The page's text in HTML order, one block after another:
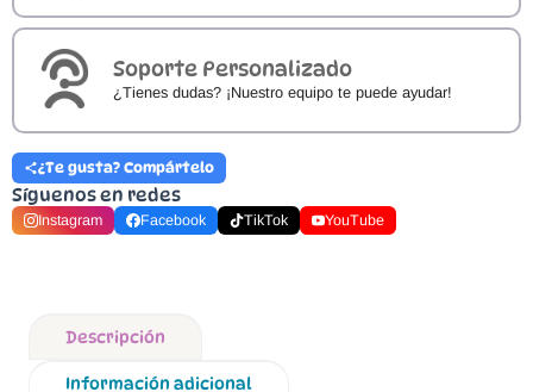
Soporte Personalizado
¿Tienes dudas? ¡Nuestro equipo te puede ayudar!
¿Te gusta? Compártelo
Síguenos en redes
Instagram Facebook TikTok YouTube
Descripción
Información adicional